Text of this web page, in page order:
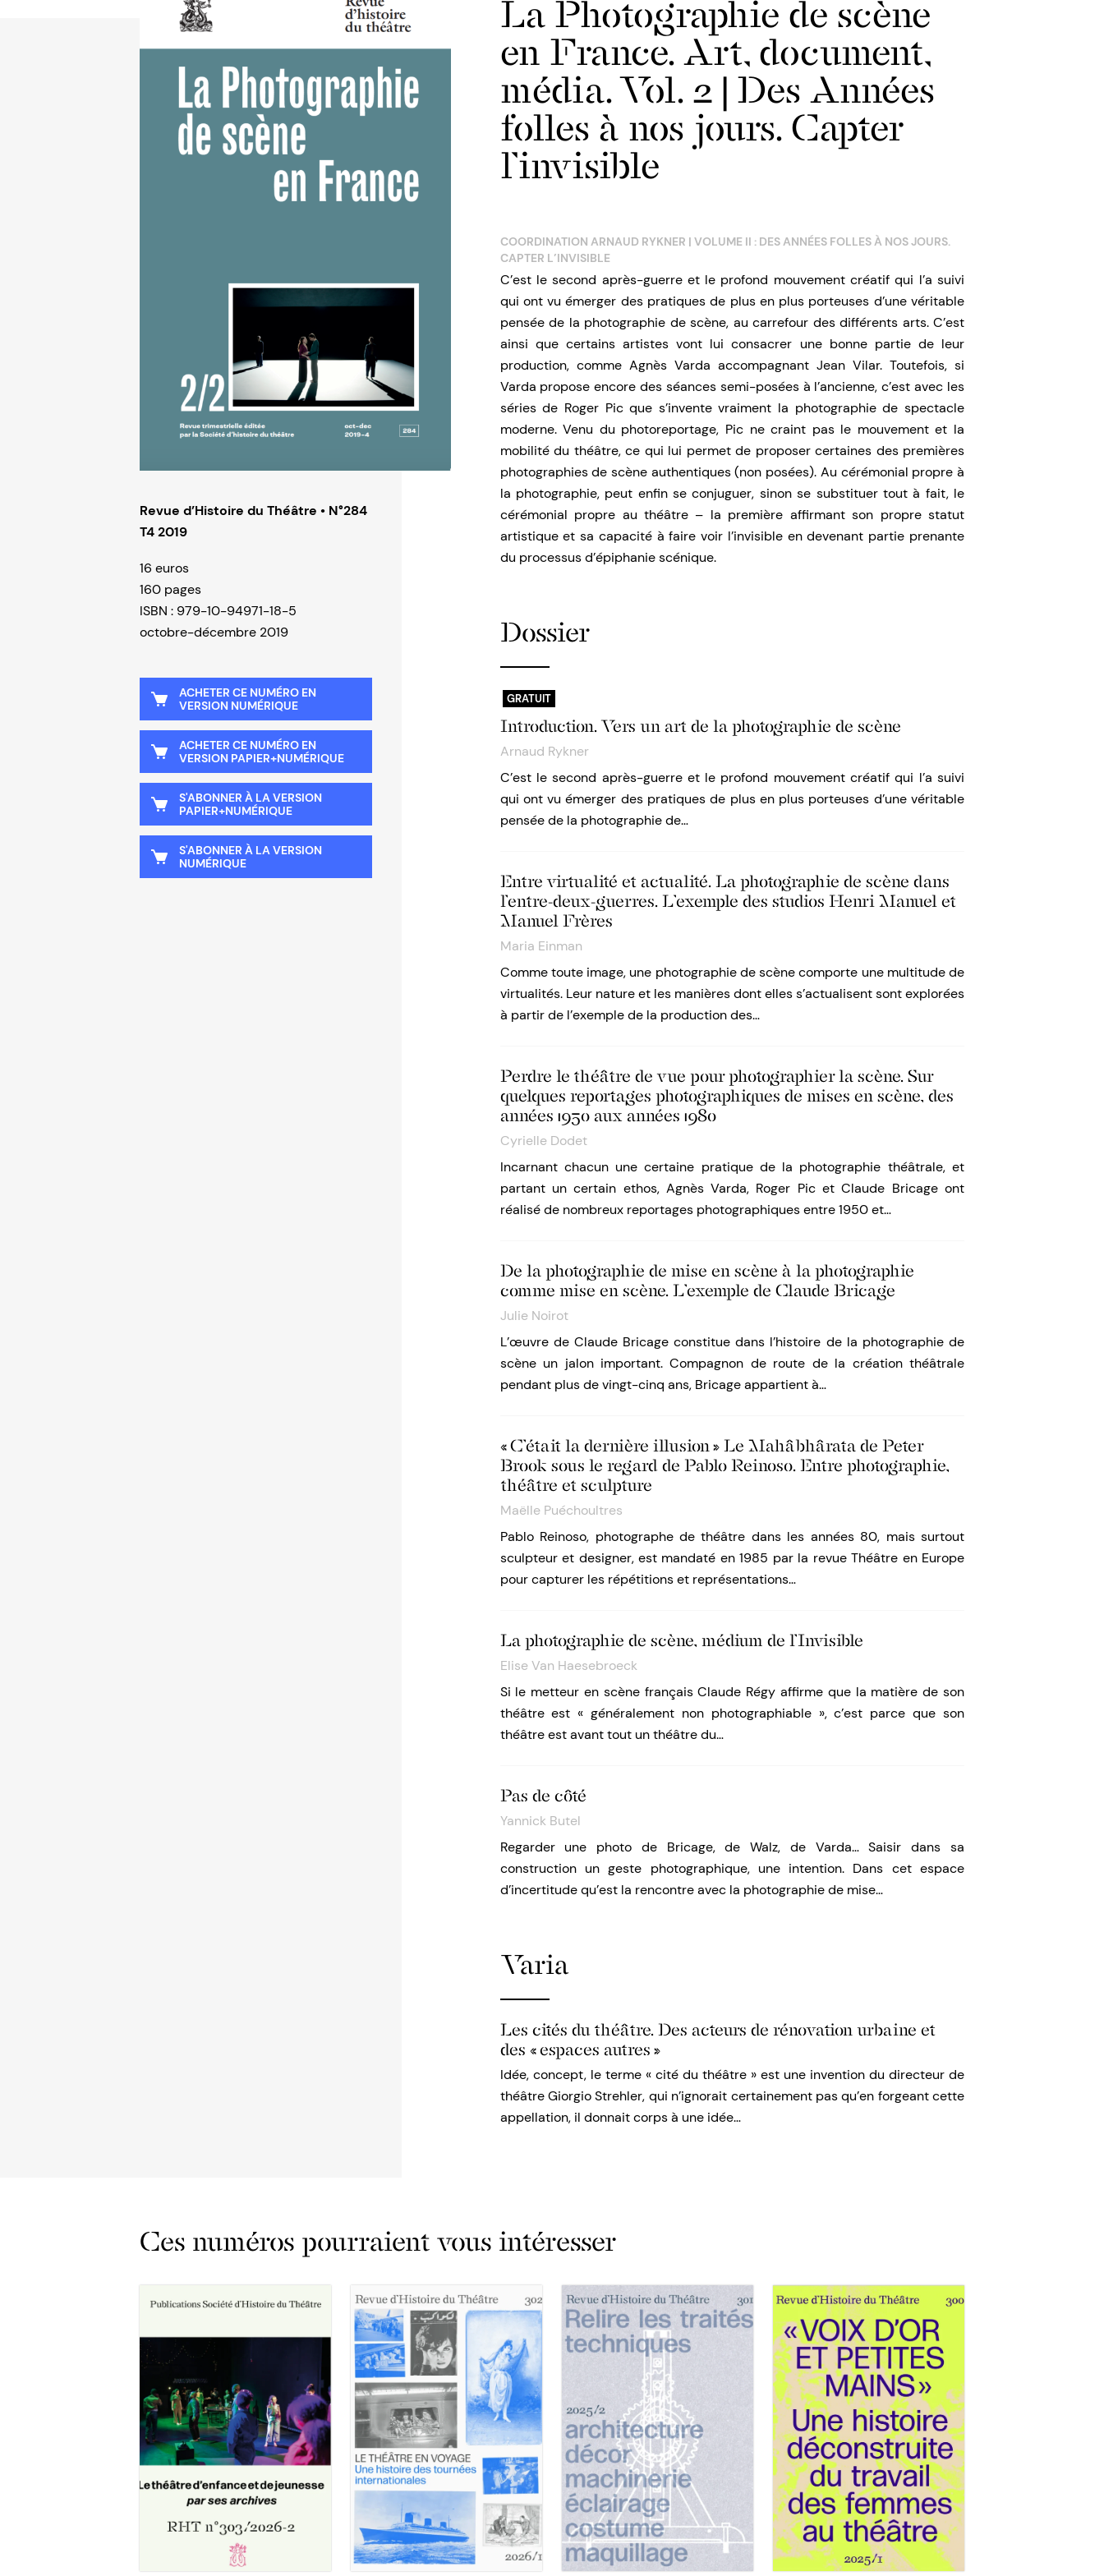
Revue d’Histoire du Théâtre • N°284
T4 2019
16 euros
160 pages
ISBN : 979-10-94971-18-5
octobre-décembre 2019
ACHETER CE NUMÉRO EN
VERSION NUMÉRIQUE
ACHETER CE NUMÉRO EN
VERSION PAPIER+NUMÉRIQUE
S'ABONNER À LA VERSION
PAPIER+NUMÉRIQUE
S'ABONNER À LA VERSION
NUMÉRIQUE
La Photographie de scène
en France. Art, document,
média. Vol. 2 | Des Années
folles à nos jours. Capter
l’invisible
COORDINATION ARNAUD RYKNER | VOLUME II : DES ANNÉES FOLLES À NOS JOURS.
CAPTER L’INVISIBLE
C’est le second après-guerre et le profond mouvement créatif qui l’a suivi
qui ont vu émerger des pratiques de plus en plus porteuses d’une véritable
pensée de la photographie de scène, au carrefour des différents arts. C’est
ainsi que certains artistes vont lui consacrer une bonne partie de leur
production, comme Agnès Varda accompagnant Jean Vilar. Toutefois, si
Varda propose encore des séances semi-posées à l’ancienne, c’est avec les
séries de Roger Pic que s’invente vraiment la photographie de spectacle
moderne. Venu du photoreportage, Pic ne craint pas le mouvement et la
mobilité du théâtre, ce qui lui permet de proposer certaines des premières
photographies de scène authentiques (non posées). Au cérémonial propre à
la photographie, peut enfin se conjuguer, sinon se substituer tout à fait, le
cérémonial propre au théâtre – la première affirmant son propre statut
artistique et sa capacité à faire voir l’invisible en devenant partie prenante
du processus d’épiphanie scénique.
Dossier
GRATUIT
Introduction. Vers un art de la photographie de scène
Arnaud Rykner
C’est le second après-guerre et le profond mouvement créatif qui l’a suivi
qui ont vu émerger des pratiques de plus en plus porteuses d’une véritable
pensée de la photographie de…
Entre virtualité et actualité. La photographie de scène dans
l’entre-deux-guerres. L’exemple des studios Henri Manuel et
Manuel Frères
Maria Einman
Comme toute image, une photographie de scène comporte une multitude de
virtualités. Leur nature et les manières dont elles s’actualisent sont explorées
à partir de l’exemple de la production des…
Perdre le théâtre de vue pour photographier la scène. Sur
quelques reportages photographiques de mises en scène, des
années 1950 aux années 1980
Cyrielle Dodet
Incarnant chacun une certaine pratique de la photographie théâtrale, et
partant un certain ethos, Agnès Varda, Roger Pic et Claude Bricage ont
réalisé de nombreux reportages photographiques entre 1950 et…
De la photographie de mise en scène à la photographie
comme mise en scène. L’exemple de Claude Bricage
Julie Noirot
L’œuvre de Claude Bricage constitue dans l’histoire de la photographie de
scène un jalon important. Compagnon de route de la création théâtrale
pendant plus de vingt-cinq ans, Bricage appartient à…
« C’était la dernière illusion » Le Mahâbhârata de Peter
Brook sous le regard de Pablo Reinoso. Entre photographie,
théâtre et sculpture
Maëlle Puéchoultres
Pablo Reinoso, photographe de théâtre dans les années 80, mais surtout
sculpteur et designer, est mandaté en 1985 par la revue Théâtre en Europe
pour capturer les répétitions et représentations…
La photographie de scène, médium de l’Invisible
Elise Van Haesebroeck
Si le metteur en scène français Claude Régy affirme que la matière de son
théâtre est « généralement non photographiable », c’est parce que son
théâtre est avant tout un théâtre du…
Pas de côté
Yannick Butel
Regarder une photo de Bricage, de Walz, de Varda… Saisir dans sa
construction un geste photographique, une intention. Dans cet espace
d’incertitude qu’est la rencontre avec la photographie de mise…
Varia
Les cités du théâtre. Des acteurs de rénovation urbaine et
des « espaces autres »
Idée, concept, le terme « cité du théâtre » est une invention du directeur de
théâtre Giorgio Strehler, qui n’ignorait certainement pas qu’en forgeant cette
appellation, il donnait corps à une idée…
Ces numéros pourraient vous intéresser